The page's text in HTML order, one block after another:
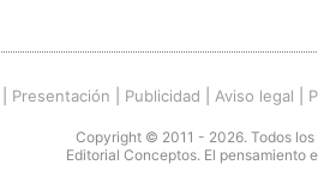
Presentación Publicidad Aviso legal
Copyright © 2011 - 2026. Todos los
Editorial Conceptos. El pensamiento